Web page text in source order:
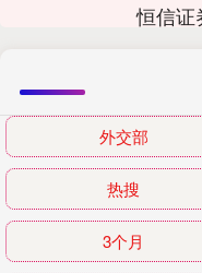
恒信证
外交部
热搜
3个月